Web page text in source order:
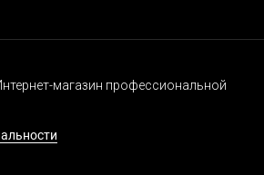
магазин профессиональной